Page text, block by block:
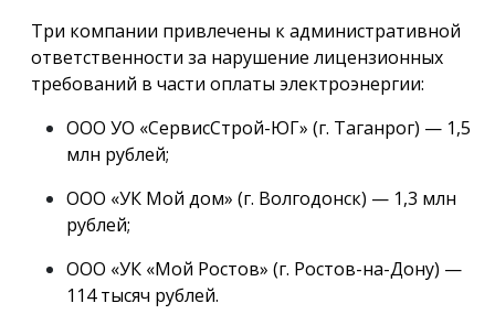
Три компании привлечены к административной
ответственности за нарушение лицензионных
требований в части оплаты электроэнергии:
ООО УО «СервисСтрой-ЮГ» (г. Таганрог) — 1,5
млн рублей;
ООО «УК Мой дом» (г. Волгодонск) — 1,3 млн
рублей;
ООО «УК «Мой Ростов» (г. Ростов-на-Дону) —
114 тысяч рублей.